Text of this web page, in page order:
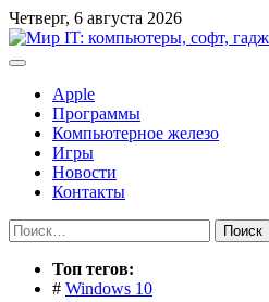
Перейти
к
содержимому
Четверг, 6 августа 2026
Apple
Программы
Компьютерное железо
Игры
Новости
Контакты
Найти:
Toп тегов:
# Windows 10